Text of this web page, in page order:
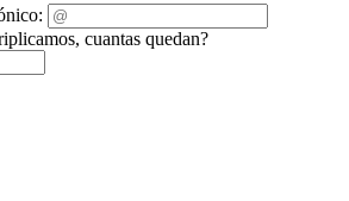
cuantas quedan?